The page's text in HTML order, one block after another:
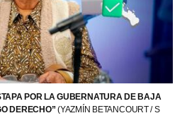
POR LA GUBERNATURA DE BAJA
DERECHO”(YAZMÍN BETANCOURT / S